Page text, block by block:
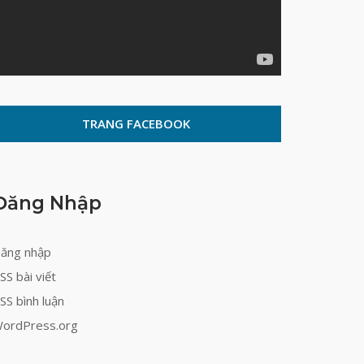
TRANG FACEBOOK
Nhập
nhập
bài viết
bình luận